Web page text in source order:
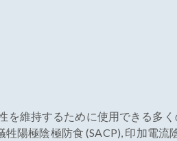
を維持するために使用できる多
陽極陰極防食 (SACP), 印加電流